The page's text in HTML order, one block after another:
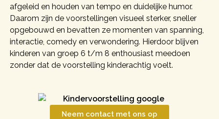
afgeleid en houden van tempo en duidelijke humor.
Daarom zijn de voorstellingen visueel sterker, sneller
opgebouwd en bevatten ze momenten van spanning,
interactie, comedy en verwondering. Hierdoor blijven
kinderen van groep 6 t/m 8 enthousiast meedoen
zonder dat de voorstelling kinderachtig voelt.
Neem contact met ons op